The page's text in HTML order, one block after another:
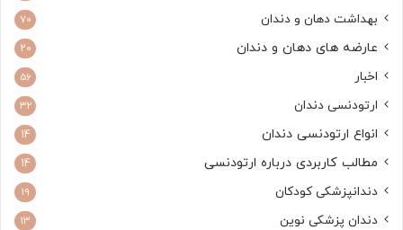
بهداشت دهان و دندان 70
عارضه های دهان و دندان 20
اخبار 56
ارتودنسی دندان 32
انواع ارتودنسی دندان 14
مطالب کاربردی درباره ارتودنسی 14
دندانپزشکی کودکان 19
دندان پزشکی نوین 13